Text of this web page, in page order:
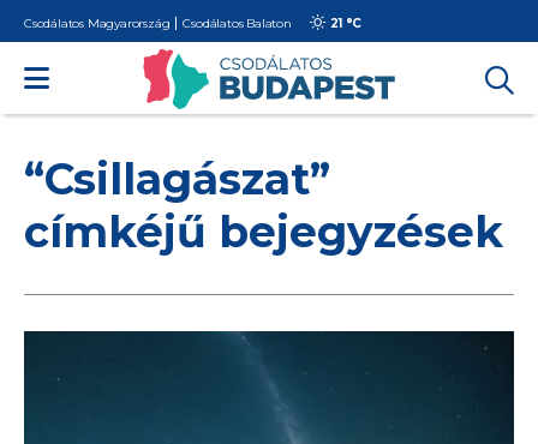
Csodálatos Magyarország Csodálatos Balaton 21 °C
“Csillagászat”
címkéjű bejegyzések